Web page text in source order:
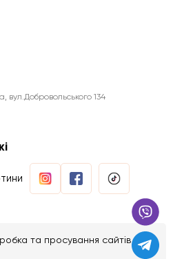
вул.Добровольського 134
та просування сайтів